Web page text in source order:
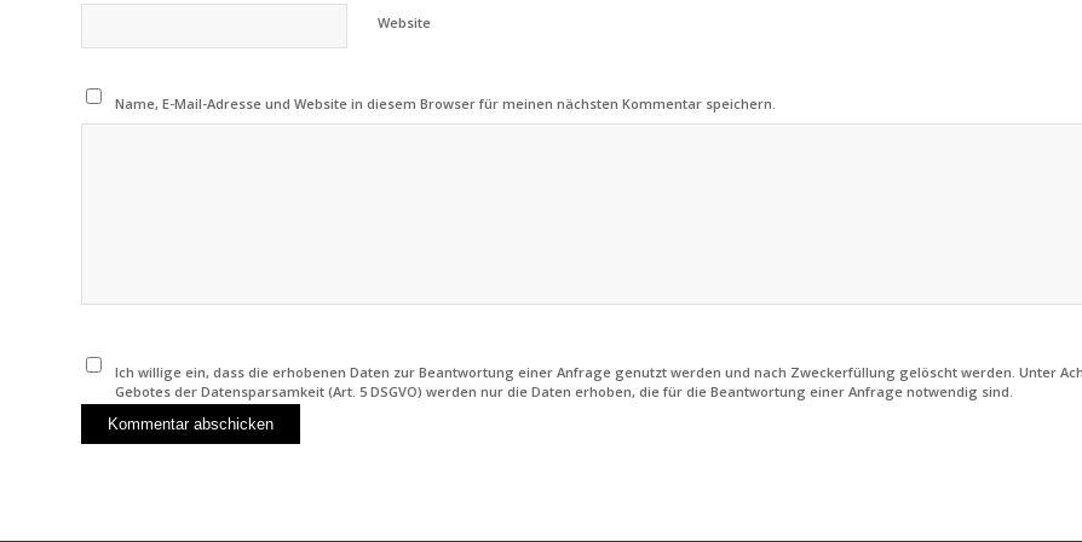
Website
Name, E-Mail-Adresse und Website in diesem Browser für meinen nächsten Kommentar speichern.
Ich willige ein, dass die erhobenen Daten zur Beantwortung einer Anfrage genutzt werden und nach Zweckerfüllung gelöscht werden. Unter
Gebotes der Datensparsamkeit (Art. 5 DSGVO) werden nur die Daten erhoben, die für die Beantwortung einer Anfrage notwendig sind.